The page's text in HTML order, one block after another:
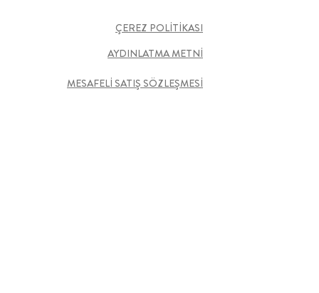
ÇEREZ POLİTİKASI
AYDINLATMA METNİ
MESAFELİ SATIŞ SÖZLEŞMESİ